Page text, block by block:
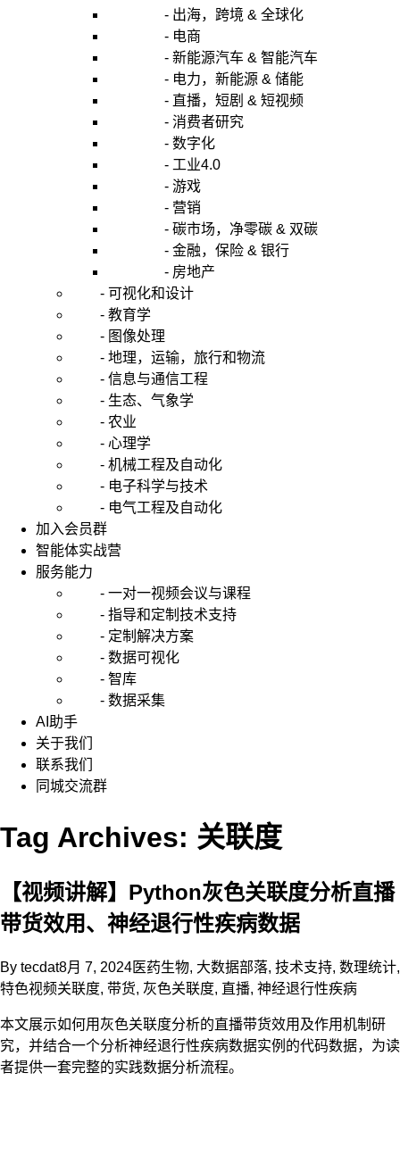
- 出海，跨境 & 全球化
- 电商
- 新能源汽车 & 智能汽车
- 电力，新能源 & 储能
- 直播，短剧 & 短视频
- 消费者研究
- 数字化
- 工业4.0
- 游戏
- 营销
- 碳市场，净零碳 & 双碳
- 金融，保险 & 银行
- 房地产
- 可视化和设计
- 教育学
- 图像处理
- 地理，运输，旅行和物流
- 信息与通信工程
- 生态、气象学
- 农业
- 心理学
- 机械工程及自动化
- 电子科学与技术
- 电气工程及自动化
加入会员群
智能体实战营
服务能力
- 一对一视频会议与课程
- 指导和定制技术支持
- 定制解决方案
- 数据可视化
- 智库
- 数据采集
AI助手
关于我们
联系我们
同城交流群
Tag Archives: 关联度
【视频讲解】Python灰色关联度分析直播
带货效用、神经退行性疾病数据
By tecdat8月 7, 2024医药生物, 大数据部落, 技术支持, 数理统计,
特色视频关联度, 带货, 灰色关联度, 直播, 神经退行性疾病
本文展示如何用灰色关联度分析的直播带货效用及作用机制研
究，并结合一个分析神经退行性疾病数据实例的代码数据，为读
者提供一套完整的实践数据分析流程。